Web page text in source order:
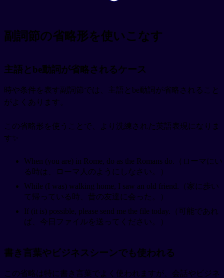
副詞節の省略形を使いこなす
主語とbe動詞が省略されるケース
時や条件を表す副詞節では、主語とbe動詞が省略されること
がよくあります。
この省略形を使うことで、より洗練された英語表現になりま
す✨
When (you are) in Rome, do as the Romans do.（ローマにい
る時は、ローマ人のようにしなさい。）
While (I was) walking home, I saw an old friend.（家に歩い
て帰っている時、昔の友達に会った。）
If (it is) possible, please send me the file today.（可能であれ
ば、今日ファイルを送ってください。）
書き言葉やビジネスシーンでも使われる
この省略は特に書き言葉でよく使われますが、会話やビジネ